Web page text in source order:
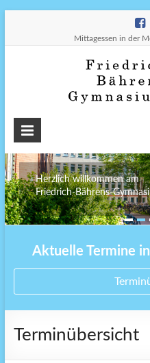
Mittagessen in der
Herzlich willkommen am
Friedrich-Bährens-
Aktuelle Termine
Terminübersicht